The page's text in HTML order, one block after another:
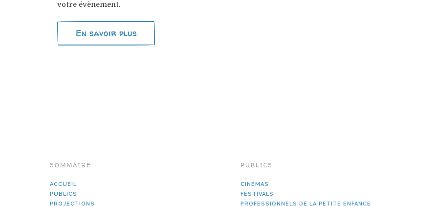
votre évènement.
En savoir plus
SOMMAIRE
ACCUEIL
PUBLICS
PROJECTIONS
PUBLICS
CINÉMAS
FESTIVALS
PROFESSIONNELS DE LA PETITE ENFANCE